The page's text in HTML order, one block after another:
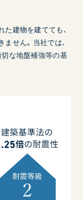
た建物を建てても､
ません｡ 当社では､
な地盤補強等の基